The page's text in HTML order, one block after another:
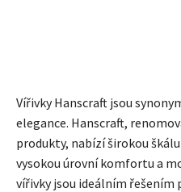
Vířivky Hanscraft jsou
elegance. Hanscraft,
produkty, nabízí širokou
vysokou úrovní komfortu a
vířivky jsou ideálním